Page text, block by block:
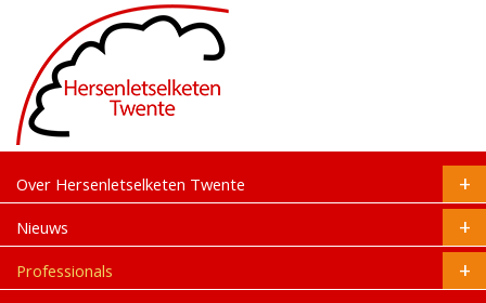
Over Hersenletselketen Twente
Nieuws
Professionals